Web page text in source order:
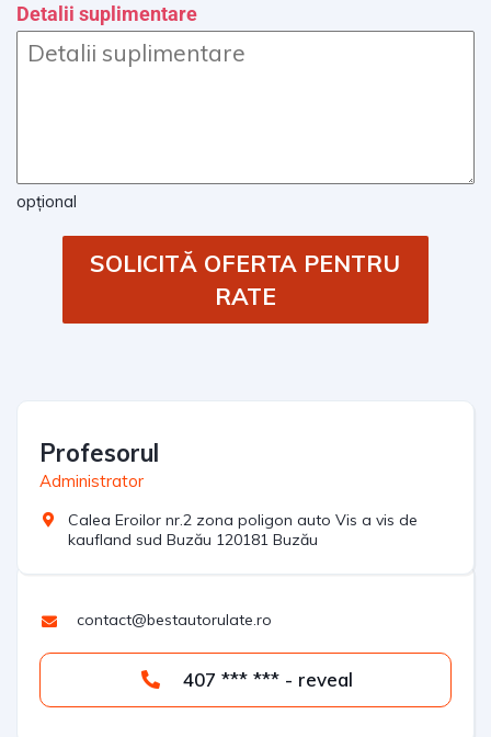
Detalii suplimentare
opțional
SOLICITĂ OFERTA PENTRU
RATE
Profesorul
Administrator
Calea Eroilor nr.2 zona poligon auto Vis a vis de
kaufland sud Buzău 120181 Buzău
contact@bestautorulate.ro
407 *** *** - reveal